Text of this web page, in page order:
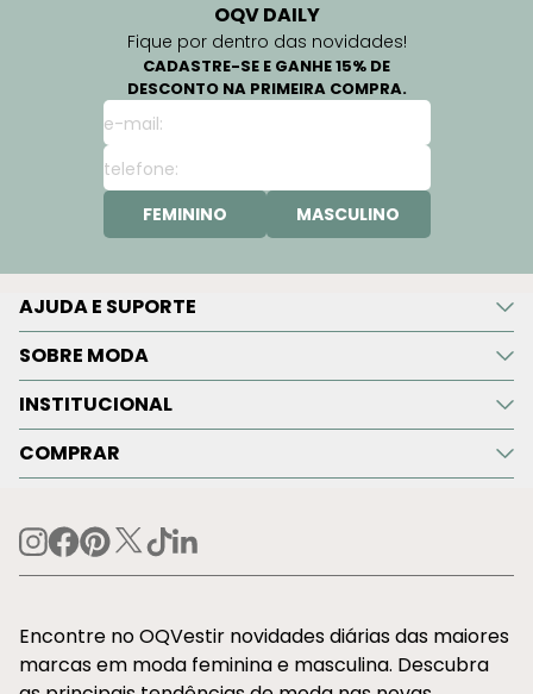
OQV DAILY
Fique por dentro das novidades!
CADASTRE-SE E GANHE 15% DE
DESCONTO NA PRIMEIRA COMPRA.
FEMININO MASCULINO
AJUDA E SUPORTE
SOBRE MODA
INSTITUCIONAL
COMPRAR
Encontre no OQVestir novidades diárias das maiores
marcas em moda feminina e masculina. Descubra